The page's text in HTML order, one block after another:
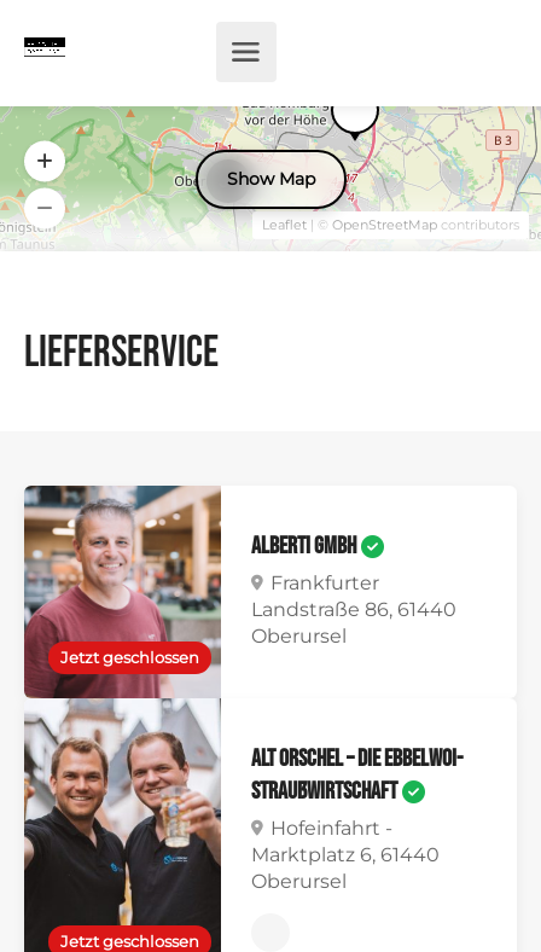
Lieferservice
Jetzt geschlossen
Alberti GmbH
Frankfurter
Landstraße 86, 61440
Oberursel
Jetzt geschlossen
Alt Orschel – die Ebbelwoi-
Straußwirtschaft
Hofeinfahrt -
Marktplatz 6, 61440
Oberursel
37
Leaflet | © OpenStreetMap contributors
Show Map